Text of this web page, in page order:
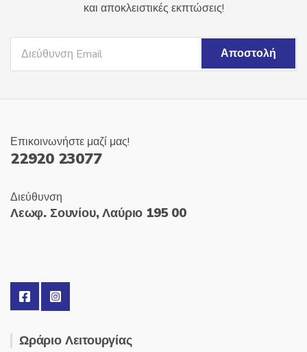
και αποκλειστικές εκπτώσεις!
Επικοινωνήστε μαζί μας!
22920 23077
Διεύθυνση
Λεωφ. Σουνίου, Λαύριο 195 00
Ωράριο Λειτουργίας